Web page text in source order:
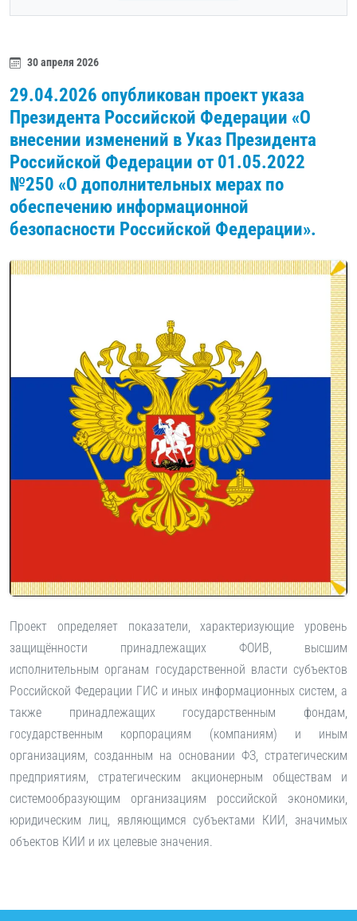
30 апреля 2026
29.04.2026 опубликован проект указа
Президента Российской Федерации «О
внесении изменений в Указ Президента
Российской Федерации от 01.05.2022
№250 «О дополнительных мерах по
обеспечению информационной
безопасности Российской Федерации».
Проект определяет показатели, характеризующие уровень
защищённости принадлежащих ФОИВ, высшим
исполнительным органам государственной власти субъектов
Российской Федерации ГИС и иных информационных систем, а
также принадлежащих государственным фондам,
государственным корпорациям (компаниям) и иным
организациям, созданным на основании ФЗ, стратегическим
предприятиям, стратегическим акционерным обществам и
системообразующим организациям российской экономики,
юридическим лиц, являющимся субъектами КИИ, значимых
объектов КИИ и их целевые значения.